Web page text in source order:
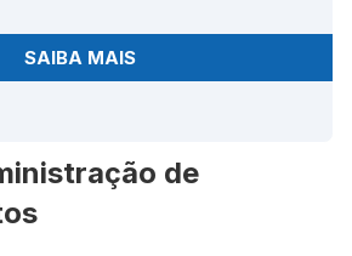
SAIBA MAIS
de